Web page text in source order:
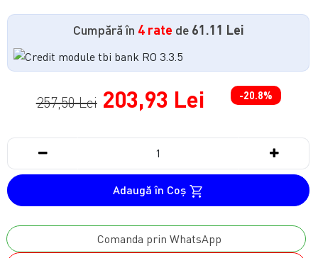
Cumpără în 4 rate de 61.11 Lei
257,50 Lei 203,93 Lei -20.8%
Adaugă în Coş
Comanda prin WhatsApp